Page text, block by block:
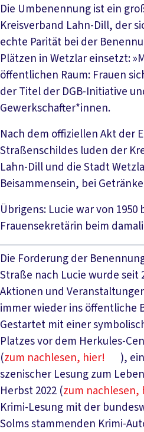
Die Umbenennung ist ein
Kreisverband Lahn-Dill, der
echte Parität bei der
Plätzen in Wetzlar einsetzt:
öffentlichen Raum: Frauen
der Titel der DGB-Initiative
Gewerkschafter*innen.
Nach dem offiziellen Akt der
Straßenschildes luden der
Lahn-Dill und die Stadt
Beisammensein, bei
Übrigens: Lucie war von 1950
Frauensekretärin beim
Die Forderung der
Straße nach Lucie wurde seit
Aktionen und
immer wieder ins öffentliche
Gestartet mit einer
Platzes vor dem Herkules-
(zum nachlesen, hier!
),
szenischer Lesung zum
Herbst 2022 (zum nachlesen,
Krimi-Lesung mit der
Solms stammenden Krimi-